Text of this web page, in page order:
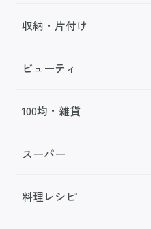
収納・片付け
ビューティ
100均・雑貨
スーパー
料理レシピ